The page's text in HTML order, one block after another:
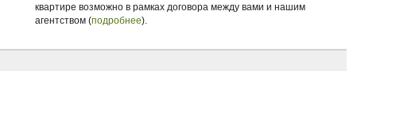
квартире возможно в рамках договора между вами и нашим
агентством (подробнее).